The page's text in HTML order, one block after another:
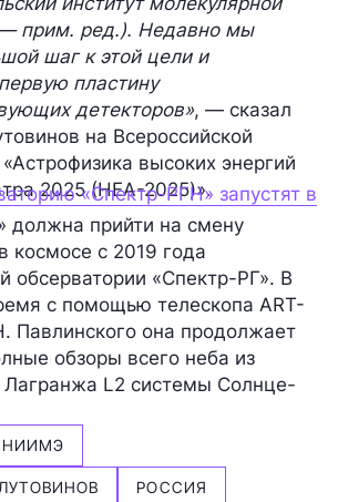
— прим. ред.). Недавно мы
шаг к этой цели и
пластину
детекторов», — сказал
на Всероссийской
высоких энергий
2025 (HEA-2025)».
«Спектр-РГН» запустят в
должна прийти на смену
космосе с 2019 года
обсерватории «Спектр-РГ». В
с помощью телескопа ART-
Павлинского она продолжает
обзоры всего неба из
Лагранжа L2 системы Солнце-
НИИМЭ
РОССИЯ